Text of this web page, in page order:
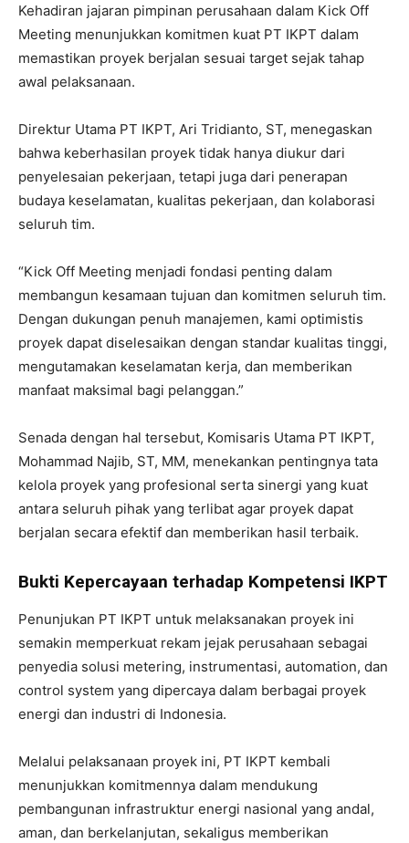
Kehadiran jajaran pimpinan perusahaan dalam Kick Off
Meeting menunjukkan komitmen kuat PT IKPT dalam
memastikan proyek berjalan sesuai target sejak tahap
awal pelaksanaan.
Direktur Utama PT IKPT, Ari Tridianto, ST, menegaskan
bahwa keberhasilan proyek tidak hanya diukur dari
penyelesaian pekerjaan, tetapi juga dari penerapan
budaya keselamatan, kualitas pekerjaan, dan kolaborasi
seluruh tim.
“Kick Off Meeting menjadi fondasi penting dalam
membangun kesamaan tujuan dan komitmen seluruh tim.
Dengan dukungan penuh manajemen, kami optimistis
proyek dapat diselesaikan dengan standar kualitas tinggi,
mengutamakan keselamatan kerja, dan memberikan
manfaat maksimal bagi pelanggan.”
Senada dengan hal tersebut, Komisaris Utama PT IKPT,
Mohammad Najib, ST, MM, menekankan pentingnya tata
kelola proyek yang profesional serta sinergi yang kuat
antara seluruh pihak yang terlibat agar proyek dapat
berjalan secara efektif dan memberikan hasil terbaik.
Bukti Kepercayaan terhadap Kompetensi IKPT
Penunjukan PT IKPT untuk melaksanakan proyek ini
semakin memperkuat rekam jejak perusahaan sebagai
penyedia solusi metering, instrumentasi, automation, dan
control system yang dipercaya dalam berbagai proyek
energi dan industri di Indonesia.
Melalui pelaksanaan proyek ini, PT IKPT kembali
menunjukkan komitmennya dalam mendukung
pembangunan infrastruktur energi nasional yang andal,
aman, dan berkelanjutan, sekaligus memberikan